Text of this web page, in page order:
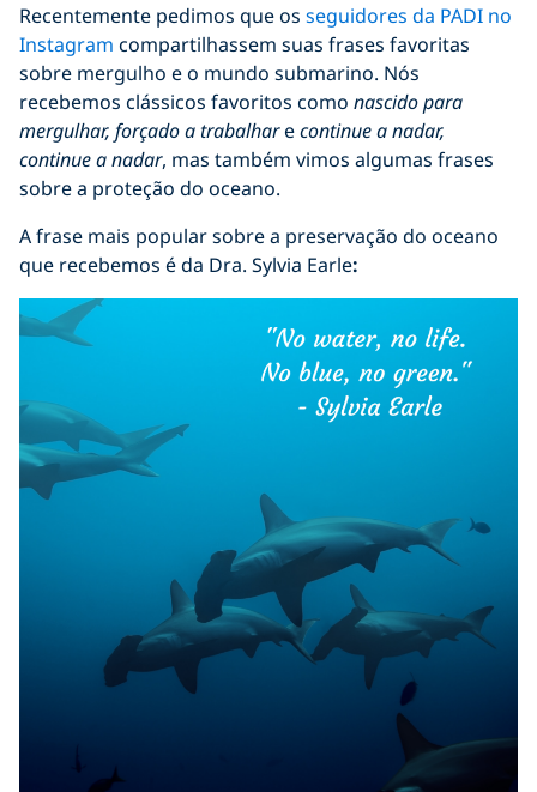
Recentemente pedimos que os seguidores da PADI no
Instagram compartilhassem suas frases favoritas
sobre mergulho e o mundo submarino. Nós
recebemos clássicos favoritos como nascido para
mergulhar, forçado a trabalharecontinue a nadar,
continue a nadar, mas também vimos algumas frases
sobre a proteção do oceano.
A frase mais popular sobre a preservação do oceano
que recebemos é da Dra. Sylvia Earle: